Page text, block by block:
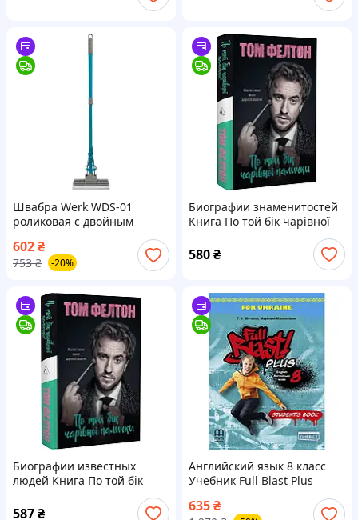
Швабра Werk WDS-01
роликовая с двойным
buzyna
602₴
753 ₴ -20%
Биографии знаменитостей
Книга По той бік чарівної
палички. Магія і хаос мого
дорослішання - Том Фелтон
2D
580₴
Биографии известных
людей Книга По той бік
чарівної палички. Магія і
хаос мого дорослішання -
587₴
Английский язык 8 класс
Учебник Full Blast Plus
Student's Book Митчелл Г.К.
Лингвист
635₴